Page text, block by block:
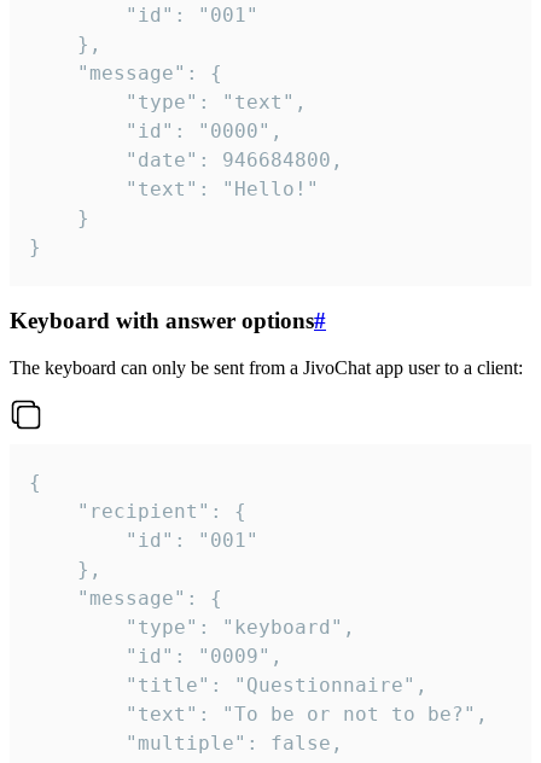
}
Keyboard with answer options#
The keyboard can only be sent from a JivoChat app user to a client:
{